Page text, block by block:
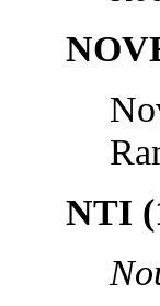
NTI